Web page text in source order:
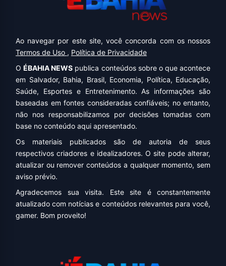
Ao navegar por este site, você concorda com os nossos
Termos de Uso , Política de Privacidade
OÉBAHIA NEWS publica conteúdos sobre o que acontece
em Salvador, Bahia, Brasil, Economia, Política, Educação,
Saúde, Esportes e Entretenimento. As informações são
baseadas em fontes consideradas confiáveis; no entanto,
não nos responsabilizamos por decisões tomadas com
base no conteúdo aqui apresentado.
Os materiais publicados são de autoria de seus
respectivos criadores e idealizadores. O site pode alterar,
atualizar ou remover conteúdos a qualquer momento, sem
aviso prévio.
Agradecemos sua visita. Este site é constantemente
atualizado com notícias e conteúdos relevantes para você,
gamer. Bom proveito!